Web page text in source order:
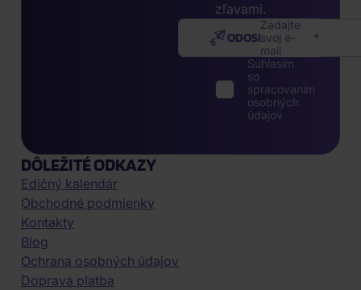
zľavami.
Zadajte
svoj e-
mail
ODOSLAŤ
Súhlasím
so
spracovaním
osobných
údajov
DÔLEŽITÉ ODKAZY
Edičný kalendár
Obchodné podmienky
Kontakty
Blog
Ochrana osobných údajov
Doprava platba